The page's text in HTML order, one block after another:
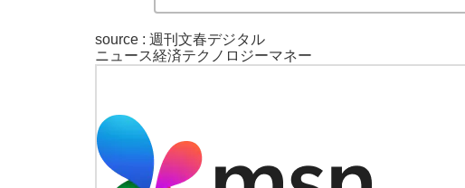
source : 週刊文春デジタル
ニュース経済テクノロジーマネー